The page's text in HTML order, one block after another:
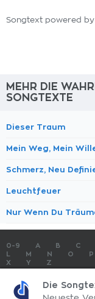
Songtext powered by
MEHR DIE
SONGTEXTE
Dieser Traum
Mein Weg, Mein
Schmerz, Neu
Leuchtfeuer
Nur Wenn Du
0-9 A B C
M N O P
X
Y Z
SONGTEXTEDie